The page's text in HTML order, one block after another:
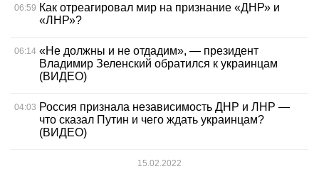
06:59 Как отреагировал мир на признание «ДНР» и
«ЛНР»?
06:14 «Не должны и не отдадим», — президент
Владимир Зеленский обратился к украинцам
(ВИДЕО)
04:03 Россия признала независимость ДНР и ЛНР —
что сказал Путин и чего ждать украинцам?
(ВИДЕО)
15.02.2022